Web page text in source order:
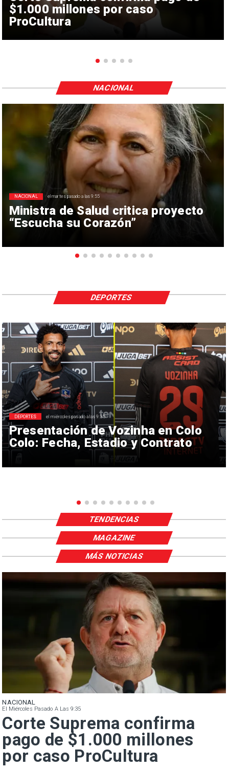
$1.000 millones por caso
ProCultura
Ministra de Salud critica proyecto
“Escucha su Corazón”
NACIONAL el martes pasado a las 9:55
NACIONAL
Presentación de Vozinha en Colo
Colo: Fecha, Estadio y Contrato
DEPORTES el miércoles pasado a las 9:35
DEPORTES
TENDENCIAS
MAGAZINE
NACIONAL
El Miércoles Pasado A Las 9:35
Corte Suprema confirma
pago de $1.000 millones
por caso ProCultura
MÁS NOTICIAS